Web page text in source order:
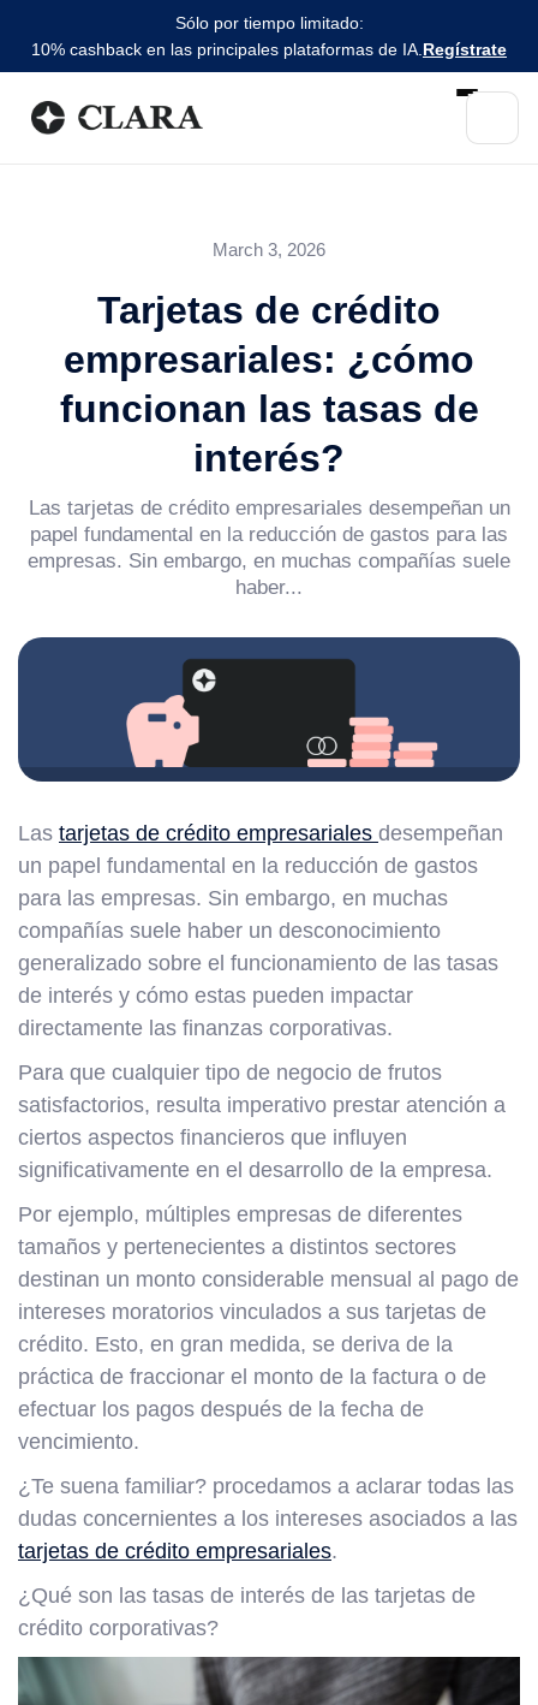
Sólo por tiempo limitado:
10% cashback en las principales plataformas de IA. Regístrate
March 3, 2026
Tarjetas de crédito
empresariales: ¿cómo
funcionan las tasas de
interés?
Las tarjetas de crédito empresariales desempeñan un
papel fundamental en la reducción de gastos para las
empresas. Sin embargo, en muchas compañías suele
haber...
Las tarjetas de crédito empresariales desempeñan
un papel fundamental en la reducción de gastos
para las empresas. Sin embargo, en muchas
compañías suele haber un desconocimiento
generalizado sobre el funcionamiento de las tasas
de interés y cómo estas pueden impactar
directamente las finanzas corporativas.
Para que cualquier tipo de negocio de frutos
satisfactorios, resulta imperativo prestar atención a
ciertos aspectos financieros que influyen
significativamente en el desarrollo de la empresa.
Por ejemplo, múltiples empresas de diferentes
tamaños y pertenecientes a distintos sectores
destinan un monto considerable mensual al pago de
intereses moratorios vinculados a sus tarjetas de
crédito. Esto, en gran medida, se deriva de la
práctica de fraccionar el monto de la factura o de
efectuar los pagos después de la fecha de
vencimiento.
¿Te suena familiar? procedamos a aclarar todas las
dudas concernientes a los intereses asociados a las
tarjetas de crédito empresariales.
¿Qué son las tasas de interés de las tarjetas de
crédito corporativas?